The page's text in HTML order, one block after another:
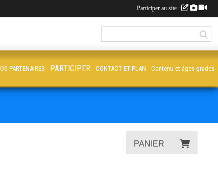
PANIER
PARTENAIRES PARTICIPER CONTACT ET PLAN Contenu et âges grades
Participer au site :